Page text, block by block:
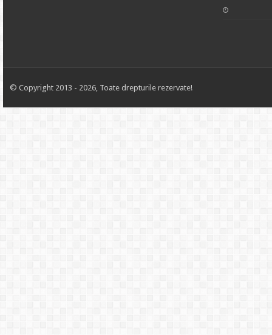
© Copyright 2013 - 2026, Toate drepturile rezervate!